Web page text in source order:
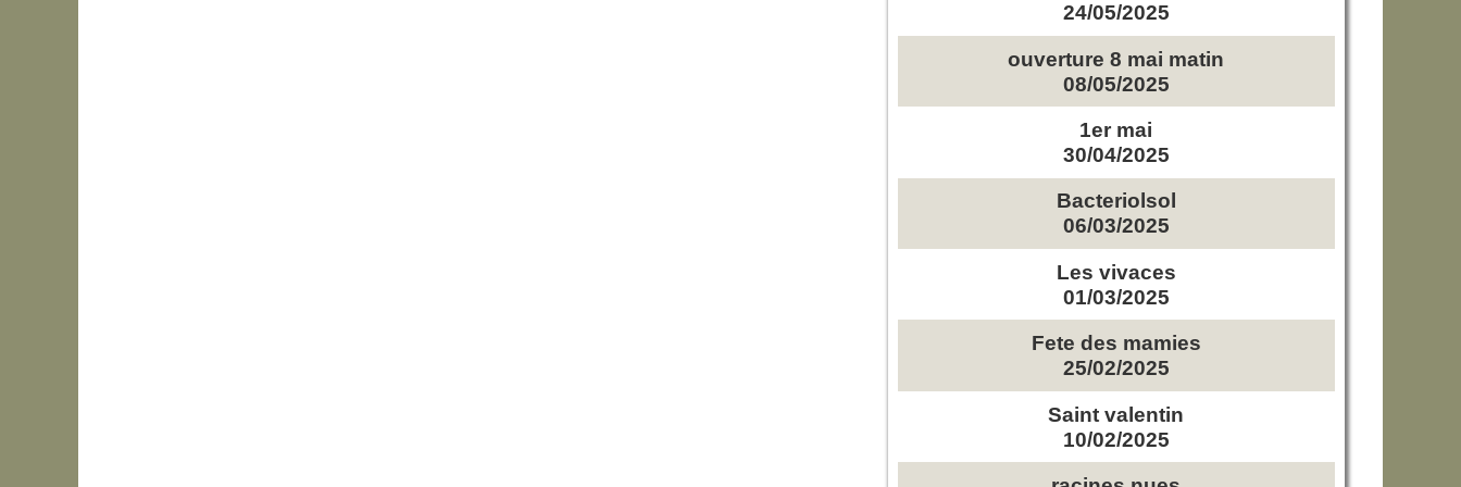
24/05/2025
ouverture 8 mai matin
08/05/2025
1er mai
30/04/2025
Bacteriolsol
06/03/2025
Les vivaces
01/03/2025
Fete des mamies
25/02/2025
Saint valentin
10/02/2025